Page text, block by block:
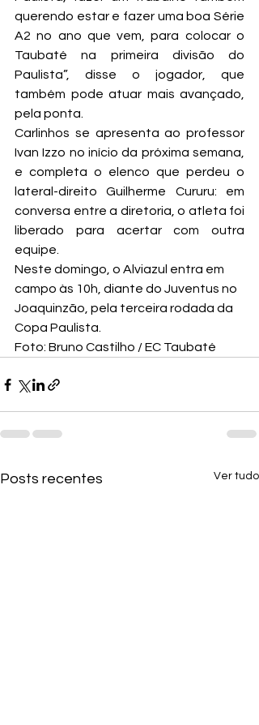
querendo estar e fazer uma boa Série
A2 no ano que vem, para colocar o
Taubaté na primeira divisão do
Paulista”, disse o jogador, que
também pode atuar mais avançado,
pela ponta.
Carlinhos se apresenta ao professor
Ivan Izzo no início da próxima semana,
e completa o elenco que perdeu o
lateral-direito Guilherme Cururu: em
conversa entre a diretoria, o atleta foi
liberado para acertar com outra
equipe.
Neste domingo, o Alviazul entra em
campo às 10h, diante do Juventus no
Joaquinzão, pela terceira rodada da
Copa Paulista.
Foto: Bruno Castilho / EC Taubaté
Posts recentes Ver tudo